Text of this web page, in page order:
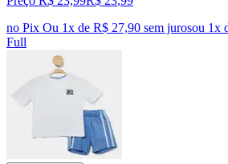
no Pix Ou 1x de R$ 27,90 sem jurosou 1x
Full